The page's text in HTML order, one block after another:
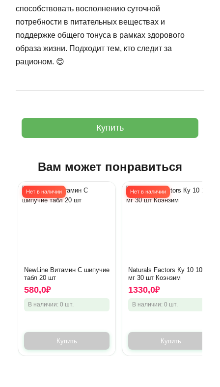
способствовать восполнению суточной
потребности в питательных веществах и
поддержке общего тонуса в рамках здорового
образа жизни. Подходит тем, кто следит за
рационом. 😊
Купить
Вам может понравиться
Нет в наличии
NewLine Витамин С шипучие
табл 20 шт
580,0₽
В наличии: 0 шт.
Купить
Нет в наличии
Naturals Factors Ку 10 100
мг 30 шт Коэнзим
1330,0₽
В наличии: 0 шт.
Купить